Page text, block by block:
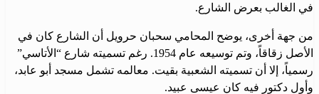
في الغالب بعرض الشارع.
من جهة أخرى، يوضح المحامي سحبان حرويل أن الشارع كان في
الأصل زقاقاً، وتم توسيعه عام 1954. رغم تسميته شارع “الأتاسي”
رسمياً، إلا أن تسميته الشعبية بقيت. معالمه تشمل مسجد أبو عابد،
وأول دكتور فيه كان عيسى عبيد.